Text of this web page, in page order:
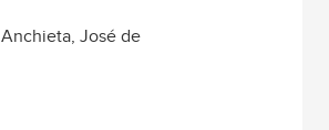
Anchieta, José de